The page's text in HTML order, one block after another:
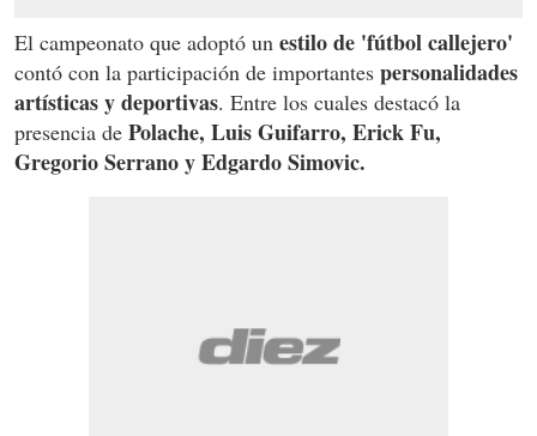
El campeonato que adoptó un estilo de 'fútbol callejero'
contó con la participación de importantes personalidades
artísticas y deportivas. Entre los cuales destacó la
presencia de Polache, Luis Guifarro, Erick Fu,
Gregorio Serrano y Edgardo Simovic.